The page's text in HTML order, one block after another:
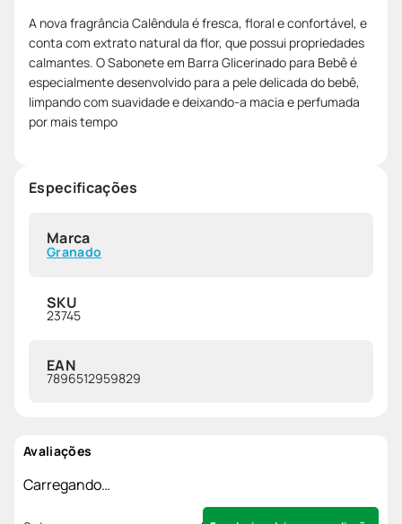
A nova fragrância Calêndula é fresca, floral e confortável, e
conta com extrato natural da flor, que possui propriedades
calmantes. O Sabonete em Barra Glicerinado para Bebê é
especialmente desenvolvido para a pele delicada do bebê,
limpando com suavidade e deixando-a macia e perfumada
por mais tempo
Especificações
Marca
Granado
SKU
23745
EAN
7896512959829
Avaliações
Carregando…